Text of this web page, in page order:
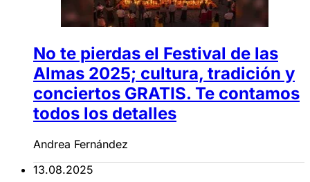
No te pierdas el Festival de las
Almas 2025; cultura, tradición y
conciertos GRATIS. Te contamos
todos los detalles
Andrea Fernández
13.08.2025